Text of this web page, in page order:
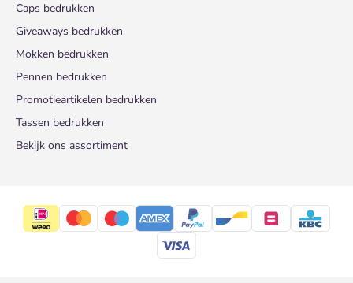
Caps bedrukken
Giveaways bedrukken
Mokken bedrukken
Pennen bedrukken
Promotieartikelen bedrukken
Tassen bedrukken
Bekijk ons assortiment